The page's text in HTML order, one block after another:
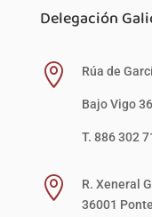
Delegación
 Rúa de
Bajo Vigo
T. 886 302

R. Xeneral
36001